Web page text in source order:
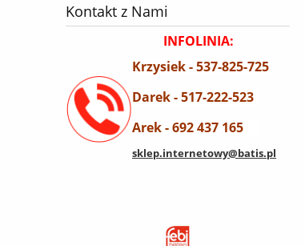
Kontakt z Nami
INFOLINIA:
Krzysiek - 537-825-725
Darek - 517-222-523
Arek - 692 437 165
sklep.internetowy@batis.pl